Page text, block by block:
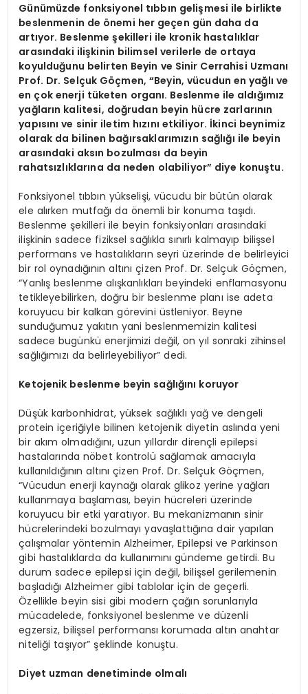
Günümüzde fonksiyonel tıbbın gelişmesi ile birlikte
beslenmenin de önemi her geçen gün daha da
artıyor. Beslenme şekilleri ile kronik hastalıklar
arasındaki ilişkinin bilimsel verilerle de ortaya
koyulduğunu belirten Beyin ve Sinir Cerrahisi Uzmanı
Prof. Dr. Selçuk Göçmen, “Beyin, vücudun en yağlı ve
en çok enerji tüketen organı. Beslenme ile aldığımız
yağların kalitesi, doğrudan beyin hücre zarlarının
yapısını ve sinir iletim hızını etkiliyor. İkinci beynimiz
olarak da bilinen bağırsaklarımızın sağlığı ile beyin
arasındaki aksın bozulması da beyin
rahatsızlıklarına da neden olabiliyor” diye konuştu.
Fonksiyonel tıbbın yükselişi, vücudu bir bütün olarak
ele alırken mutfağı da önemli bir konuma taşıdı.
Beslenme şekilleri ile beyin fonksiyonları arasındaki
ilişkinin sadece fiziksel sağlıkla sınırlı kalmayıp bilişsel
performans ve hastalıkların seyri üzerinde de belirleyici
bir rol oynadığının altını çizen Prof. Dr. Selçuk Göçmen,
“Yanlış beslenme alışkanlıkları beyindeki enflamasyonu
tetikleyebilirken, doğru bir beslenme planı ise adeta
koruyucu bir kalkan görevini üstleniyor. Beyne
sunduğumuz yakıtın yani beslenmemizin kalitesi
sadece bugünkü enerjimizi değil, on yıl sonraki zihinsel
sağlığımızı da belirleyebiliyor” dedi.
Ketojenik beslenme beyin sağlığını koruyor
Düşük karbonhidrat, yüksek sağlıklı yağ ve dengeli
protein içeriğiyle bilinen ketojenik diyetin aslında yeni
bir akım olmadığını, uzun yıllardır dirençli epilepsi
hastalarında nöbet kontrolü sağlamak amacıyla
kullanıldığının altını çizen Prof. Dr. Selçuk Göçmen,
“Vücudun enerji kaynağı olarak glikoz yerine yağları
kullanmaya başlaması, beyin hücreleri üzerinde
koruyucu bir etki yaratıyor. Bu mekanizmanın sinir
hücrelerindeki bozulmayı yavaşlattığına dair yapılan
çalışmalar yöntemin Alzheimer, Epilepsi ve Parkinson
gibi hastalıklarda da kullanımını gündeme getirdi. Bu
durum sadece epilepsi için değil, bilişsel gerilemenin
başladığı Alzheimer gibi tablolar için de geçerli.
Özellikle beyin sisi gibi modern çağın sorunlarıyla
mücadelede, fonksiyonel beslenme ve düzenli
egzersiz, bilişsel performansı korumada altın anahtar
niteliği taşıyor” şeklinde konuştu.
Diyet uzman denetiminde olmalı